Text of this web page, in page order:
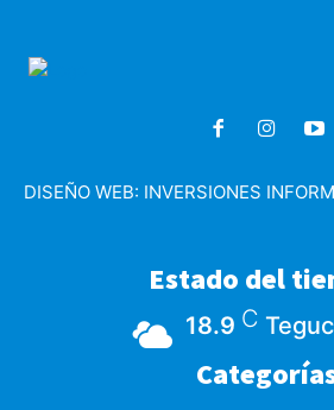
DISEÑO WEB: INVERSIONES
Estado del
18.9 C